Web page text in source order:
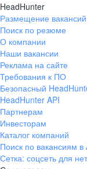
Екатеринбург
ул. Боевых Дружин,
+7 343 226-79-99
pr@ural.hh.ru
ул. Янковского, д.
706 каб.
+7 861 205-55-57
HeadHunter
Размещение вакансий
Поиск по резюме
О компании
Наши вакансии
Реклама на сайте
Требования к ПО
Безопасный
HeadHunter API
Партнерам
Инвесторам
Каталог компаний
Поиск по вакансиям
Сетка: соцсеть для